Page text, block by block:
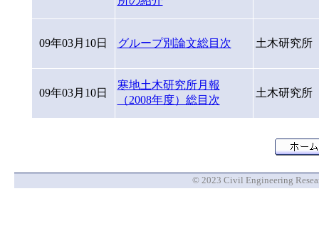
09年03月10日 グループ別論文総目次 土木研究所
09年03月10日
寒地土木研究所月報
（2008年度）総目次
土木研究所
© 2023 Civil Engineering